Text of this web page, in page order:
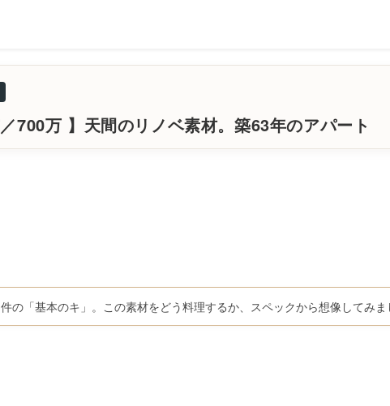
700万 】天間のリノベ素材。築63年のアパート
の「基本のキ」。この素材をどう料理するか、スペックから想像してみま